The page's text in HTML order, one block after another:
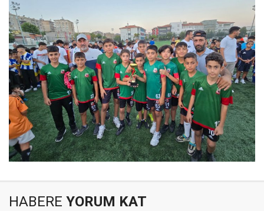
HABERE YORUM KAT